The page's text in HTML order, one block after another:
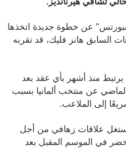
عن خطوة جديدة اتخذها
السابق هانز فليك، قد تقربه
منذ أشهر بأي عقد بعد
عن منتخب ألمانيا بسبب
إلى الملاعب.
علاقات زهافي من أجل
في الموسم المقبل بعد